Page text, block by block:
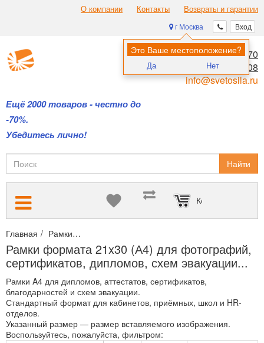
О компании Контакты Возвраты и гарантии
Вход
г Москва
Это Ваше местоположение?
Да Нет
Ещё 2000 товаров - честно до
-70%.
Убедитесь лично!
8 (495) 970-00-70
8 (800) 700-11-08
info@svetosila.ru
Найти
Корзина пуста
Главная Рамки
Рамки формата 21x30 (А4) для фотографий,
сертификатов, дипломов, схем эвакуации...
Рамки A4 для дипломов, аттестатов, сертификатов,
благодарностей и схем эвакуации.
Стандартный формат для кабинетов, приёмных, школ и HR-
отделов.
Указанный размер — размер вставляемого изображения.
Воспользуйтесь, пожалуйста, фильтром: